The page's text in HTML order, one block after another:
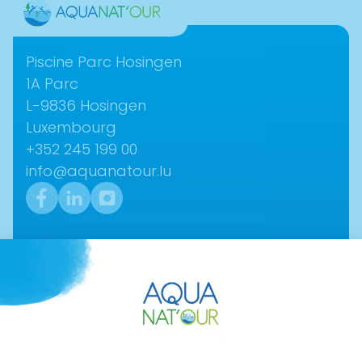
Contact
Piscine Parc Hosingen
1A Parc­
L-9836 ­Hosingen
Luxembourg
+352 245 199 00
info@aquanatour.lu
Navigation
Aktuelles
Über uns
Shop